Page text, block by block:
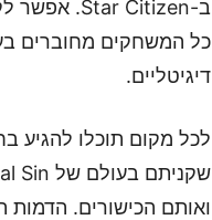
כל המשחקים מחוברים
דיגיטליים.
ואותם הכישורים. הדמות